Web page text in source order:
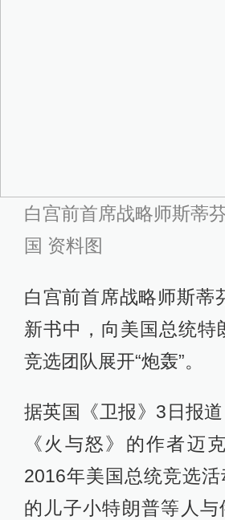
白宫前首席战略师斯蒂
国 资料图
白宫前首席战略师斯蒂
新书中，向美国总统特
竞选团队展开“炮轰”。
据英国《卫报》3日报
《火与怒》的作者迈
2016年美国总统竞选
的儿子小特朗普等人